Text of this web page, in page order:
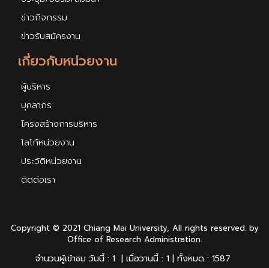
เกี่ยวกับหน่วยงาน
ผู้บริหาร
บุคลากร
โครงสร้างการบริหาร
โลโก้หน่วยงาน
ประวัติหน่วยงาน
ติดต่อเรา
ข่าวกิจกรรม
ข่าวรับสมัครงาน
Copyright © 2021 Chiang Mai University, All rights reserved. by
Office of Research Administration.
จำนวนผู้เข้าชม วันนี้ : 1 | เมื่อวานนี้ : 1 | ทั้งหมด : 1587